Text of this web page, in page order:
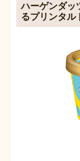
ハーゲンダッ
るプリンタル